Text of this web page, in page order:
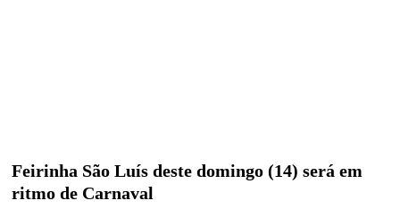
Feirinha São Luís deste domingo (14) será em
ritmo de Carnaval